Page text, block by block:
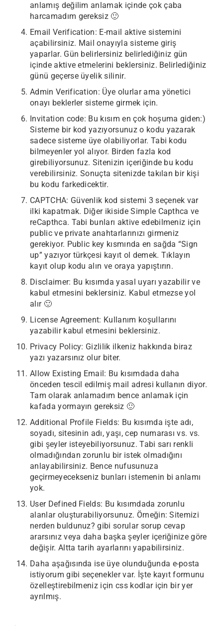
anlamış değilim anlamak içinde çok çaba
harcamadım gereksiz 🙂
Email Verification: E-mail aktive sistemini
açabilirsiniz. Mail onayıyla sisteme giriş
yaparlar. Gün belirlersiniz belirlediğiniz gün
içinde aktive etmelerini beklersiniz. Belirlediğiniz
günü geçerse üyelik silinir.
Admin Verification: Üye olurlar ama yönetici
onayı beklerler sisteme girmek için.
Invitation code: Bu kısım en çok hoşuma giden:)
Sisteme bir kod yazıyorsunuz o kodu yazarak
sadece sisteme üye olabiliyorlar. Tabi kodu
bilmeyenler yol alıyor. Birden fazla kod
girebiliyorsunuz. Sitenizin içeriğinde bu kodu
verebilirsiniz. Sonuçta sitenizde takılan bir kişi
bu kodu farkedicektir.
CAPTCHA: Güvenlik kod sistemi 3 seçenek var
ilki kapatmak. Diğer ikiside Simple Capthca ve
reCapthca. Tabi bunları aktive edebilmeniz için
public ve private anahtarlarınızı girmeniz
gerekiyor. Public key kısmında en sağda “Sign
up” yazıyor türkçesi kayıt ol demek. Tıklayın
kayıt olup kodu alın ve oraya yapıştırın.
Disclaimer: Bu kısımda yasal uyarı yazabilir ve
kabul etmesini beklersiniz. Kabul etmezse yol
alır 🙂
License Agreement: Kullanım koşullarını
yazabilir kabul etmesini beklersiniz.
Privacy Policy: Gizlilik ilkeniz hakkında biraz
yazı yazarsınız olur biter.
Allow Existing Email: Bu kısımdada daha
önceden tescil edilmiş mail adresi kullanın diyor.
Tam olarak anlamadım bence anlamak için
kafada yormayın gereksiz 🙂
Additional Profile Fields: Bu kısımda işte adı,
soyadı, sitesinin adı, yaşı, cep numarası vs. vs.
gibi şeyler isteyebiliyorsunuz. Tabi sarı renkli
olmadığından zorunlu bir istek olmadığını
anlayabilirsiniz. Bence nufusunuza
geçirmeyecekseniz bunları istemenin bi anlamı
yok.
User Defined Fields: Bu kısımdada zorunlu
alanlar oluşturabiliyorsunuz. Örneğin: Sitemizi
nerden buldunuz? gibi sorular sorup cevap
ararsınız veya daha başka şeyler içeriğinize göre
değişir. Altta tarih ayarlarını yapabilirsiniz.
Daha aşağısında ise üye olunduğunda e-posta
istiyorum gibi seçenekler var. İşte kayıt formunu
özelleştirebilmeniz için css kodlar için bir yer
ayrılmış.